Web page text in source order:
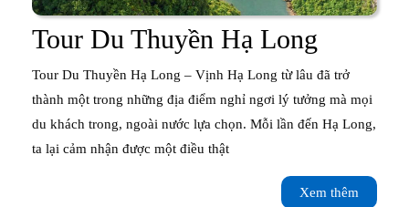
Tour Du Thuyền Hạ Long
Du
Thuyền
Hạ
Long
Tour Du Thuyền Hạ Long – Vịnh Hạ Long từ lâu đã trở
thành một trong những địa điểm nghỉ ngơi lý tưởng mà mọi
du khách trong, ngoài nước lựa chọn. Mỗi lần đến Hạ Long,
ta lại cảm nhận được một điều thật
Xem thêm